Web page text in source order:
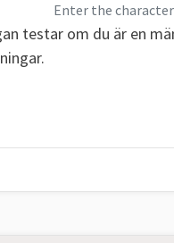
Enter the
testar om du är en